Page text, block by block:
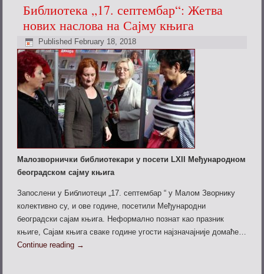
Библиотека „17. септембар“: Жетва
нових наслова на Сајму књига
Published February 18, 2018
Малозворнички библиотекари у посети LXII Међународном
београдском сајму књига
Запослени у Библиотеци „17. септембар “ у Малом Зворнику
колективно су, и ове године, посетили Међународни
београдски сајам књига. Неформално познат као празник
књиге, Сајам књига сваке године угости најзначајније домаће…
Continue reading →